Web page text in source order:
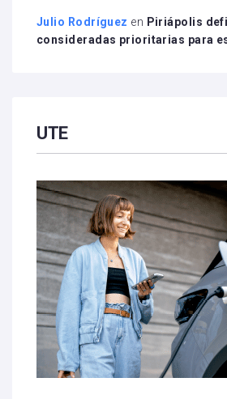
Julio Rodríguez en Piriápolis
consideradas prioritarias para
UTE